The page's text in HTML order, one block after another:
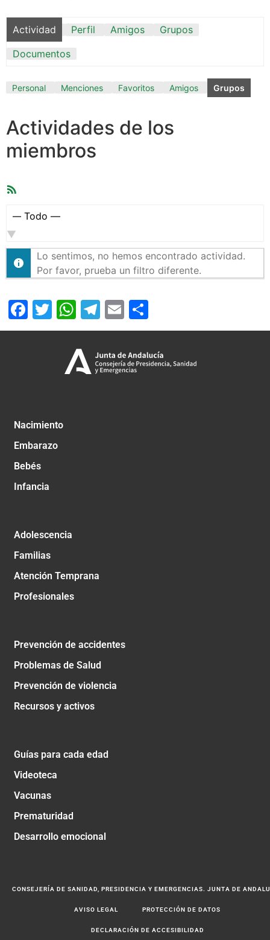
Actividad Perfil Amigos
Grupos
Documentos
Personal Menciones Favoritos Amigos Grupos
Actividades de los
miembros
Mostrar:
Lo sentimos, no hemos encontrado actividad.
Por favor, prueba un filtro diferente.
Facebook
Twitter
WhatsApp
Telegram
Email
Nacimiento
Embarazo
Bebés
Infancia
Adolescencia
Familias
Atención Temprana
Profesionales
Prevención de accidentes
Problemas de Salud
Prevención de violencia
Recursos y activos
Guías para cada edad
Videoteca
Vacunas
Prematuridad
Desarrollo emocional
CONSEJERÍA DE SANIDAD, PRESIDENCIA Y EMERGENCIAS. JUNTA DE
AVISO LEGAL PROTECCIÓN DE DATOS
DECLARACIÓN DE ACCESIBILIDAD